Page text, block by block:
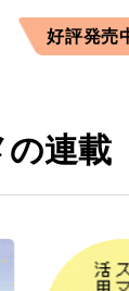
好評発売
連載